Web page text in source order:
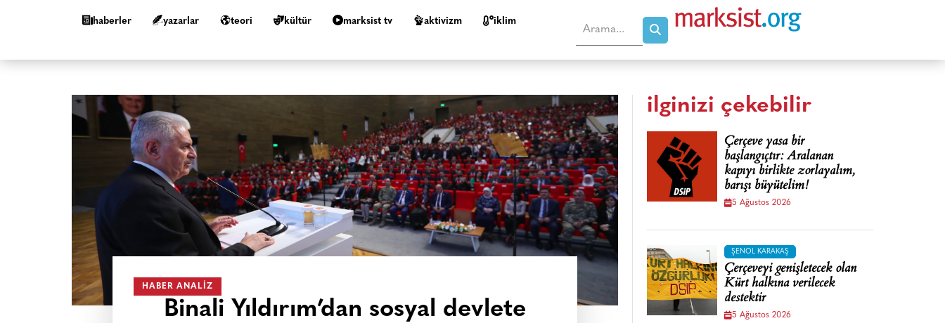
haberler yazarlar teori kültür marksist tv aktivizm i̇klim
HABER ANALIZ
Binali Yıldırım’dan sosyal devlete
ilginizi çekebilir
Çerçeve yasa bir
başlangıçtır: Aralanan
kapıyı birlikte zorlayalım,
barışı büyütelim!
5 Ağustos 2026
ŞENOL KARAKAŞ
Çerçeveyi genişletecek olan
Kürt halkına verilecek
destektir
5 Ağustos 2026